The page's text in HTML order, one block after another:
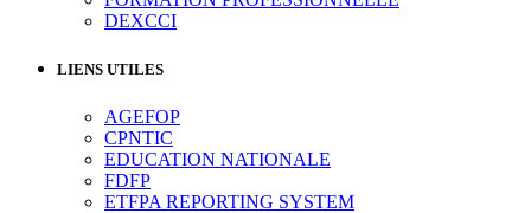
DEXCCI
LIENS UTILES
AGEFOP
CPNTIC
EDUCATION NATIONALE
FDFP
ETFPA REPORTING SYSTEM